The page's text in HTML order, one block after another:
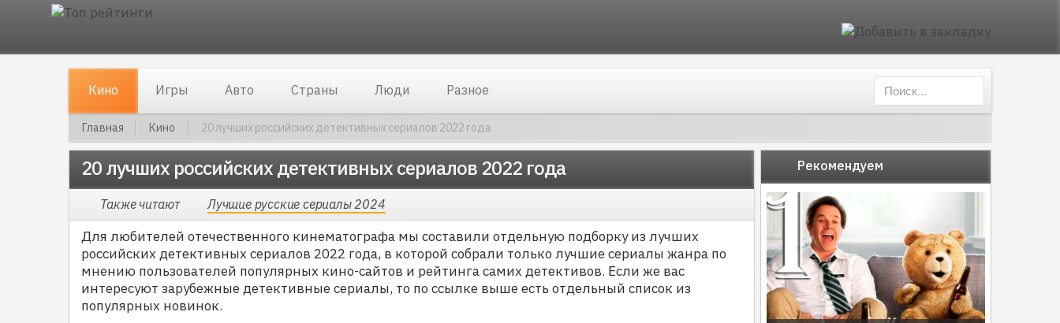
Кино Игры Авто Страны Люди Разное
Главная Кино 20 лучших российских детективных сериалов 2022 года
20 лучших российских детективных сериалов 2022 года
Также читают Лучшие русские сериалы 2024
Для любителей отечественного кинематографа мы составили отдельную подборку из лучших
российских детективных сериалов 2022 года, в которой собрали только лучшие сериалы жанра по
мнению пользователей популярных кино-сайтов и рейтинга самих детективов. Если же вас
интересуют зарубежные детективные сериалы, то по ссылке выше есть отдельный список из
популярных новинок.
Рекомендуем